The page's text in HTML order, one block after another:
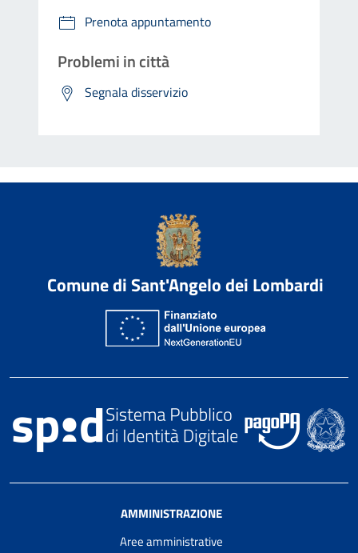
Prenota appuntamento
Problemi in città
Segnala disservizio
Comune di Sant'Angelo dei Lombardi
AMMINISTRAZIONE
Aree amministrative